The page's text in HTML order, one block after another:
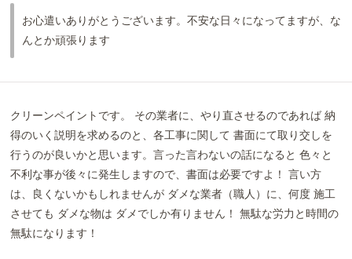
お心遣いありがとうございます。不安な日々になってますが、な
んとか頑張ります
クリーンペイントです。 その業者に、やり直させるのであれば 納
得のいく説明を求めるのと、各工事に関して 書面にて取り交しを
行うのが良いかと思います。言った言わないの話になると 色々と
不利な事が後々に発生しますので、書面は必要ですよ！ 言い方
は、良くないかもしれませんが ダメな業者（職人）に、何度 施工
させても ダメな物は ダメでしか有りません！ 無駄な労力と時間の
無駄になります！